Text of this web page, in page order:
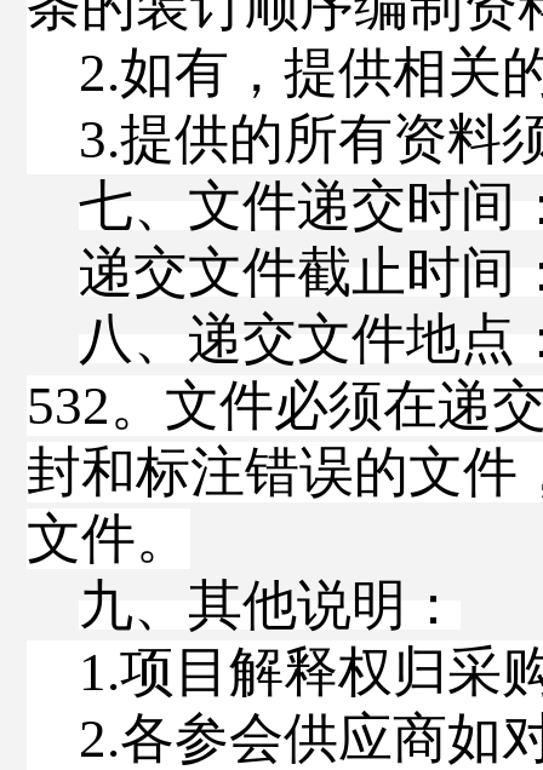
2.如有，提供相关
3.提供的所有资料
七、文件递交时间
递交文件截止时间
八、递交文件地点
532。文件必须在递
封和标注错误的文件
文件。
九、其他说明 ：
1.项目解释权归采
2.各参会供应商如